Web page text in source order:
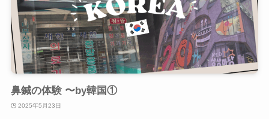
鼻鍼の体験 〜by韓国①
2025年5月23日